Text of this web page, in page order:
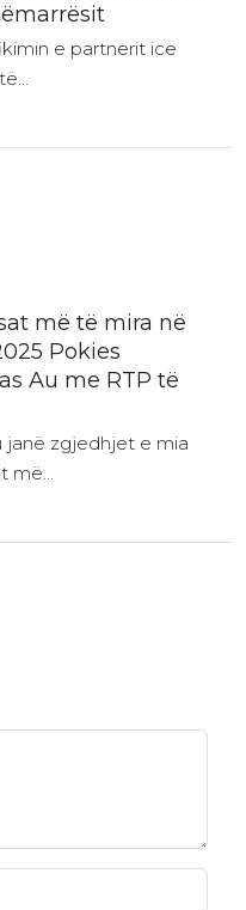
e partnerit ice
më të mira në
Pokies
Au me RTP të
janë zgjedhjet e mia
më...